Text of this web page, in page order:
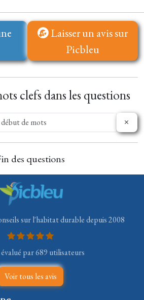
Laisser un avis sur
Picbleu
clefs dans les questions
des questions
sur l'habitat durable depuis 2008
par 689 utilisateurs
Voir tous les avis